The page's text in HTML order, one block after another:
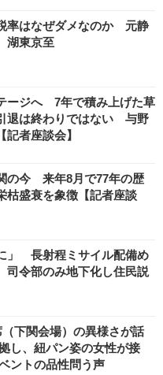
率はなぜダメなのか 元静
湖東京至
ージへ 7年で積み上げた草
退は終わりではない 与野
者座談会】
の今 来年8月で77年の歴
盛衰を象徴【記者座談
」 長射程ミサイル配備め
令部のみ地下化し住民説
下関会場）の異様さが話
し、紐パン姿の女性が接
ントの品性問う声